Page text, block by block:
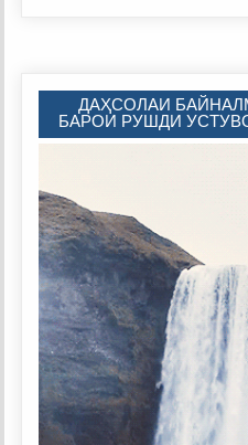
ДАҲСОЛАИ
БАРОИ РУШДИ